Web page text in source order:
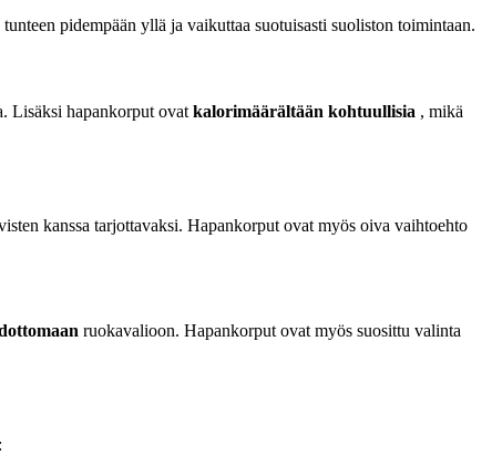
pidempään yllä ja vaikuttaa suotuisasti suoliston toimintaan.
Lisäksi hapankorput ovat kalorimäärältään kohtuullisia , mikä
kanssa tarjottavaksi. Hapankorput ovat myös oiva vaihtoehto
ruokavalioon. Hapankorput ovat myös suosittu valinta